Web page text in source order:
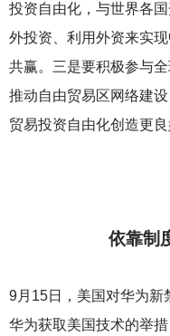
投资自由化，与世界各
外投资、利用外资来实
共赢。三是要积极参与
推动自由贸易区网络建
贸易投资自由化创造更良
依靠制
9月15日，美国对华为新
华为获取美国技术的举